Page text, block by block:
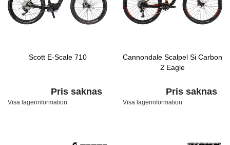
Scott E-Scale 710
Pris saknas
Visa lagerinformation
Cannondale Scalpel Si Carbon
2 Eagle
Pris saknas
Visa lagerinformation